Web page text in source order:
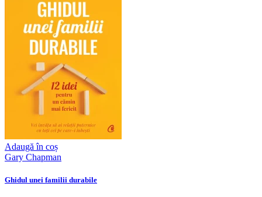
Adaugă în coș
Gary Chapman
Ghidul unei familii durabile